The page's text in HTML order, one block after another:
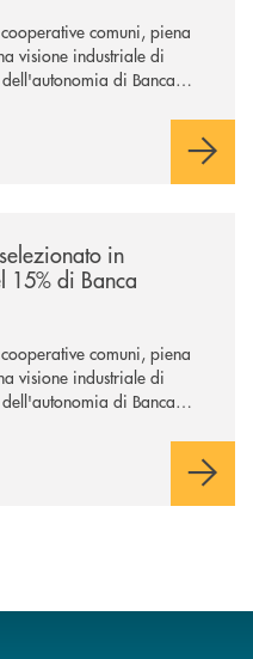
comuni, piena
visione industriale di
di Banca
dell’operazione.
in
15% di Banca
comuni, piena
visione industriale di
di Banca
dell’operazione.